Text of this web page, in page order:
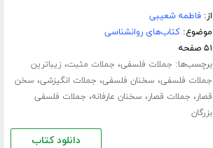
از:فاطمه شعیبی
موضوع:کتاب‌های روانشناسی
۵۱ صفحه
برچسب‌ها: جملات فلسفی، جملات مثبت، زیباترین
جملات فلسفی، سخنان فلسفی، جملات انگیزشی، سخن
قصار، جملات قصار، سخنان عارفانه، جملات فلسفی
بزرگان
دانلود کتاب